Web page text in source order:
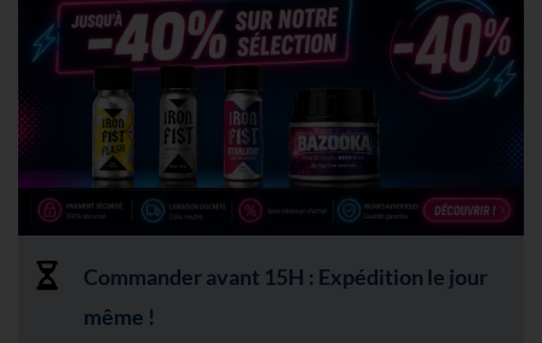
Commander avant 15H : Expédition le jour
même !